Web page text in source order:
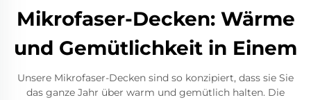
Mikrofaser-Decken: Wärme
und Gemütlichkeit in Einem
Unsere Mikrofaser-Decken sind so konzipiert, dass sie Sie
das ganze Jahr über warm und gemütlich halten. Die